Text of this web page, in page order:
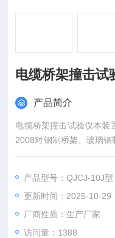
电缆桥架撞击试
产品简介
电缆桥架撞击试验仪本装
2008对钢制桥架、玻璃钢
要求，适用于机械冲击强
装快捷等优点。
产品型号：QJCJ-10J型
更新时间：2025-10-29
厂商性质：生产厂家
访问量：1388